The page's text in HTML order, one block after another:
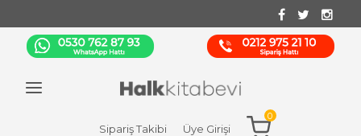
Sipariş Takibi Üye Girişi
0